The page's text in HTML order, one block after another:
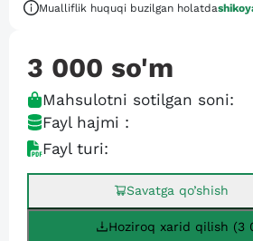
Mualliflik huquqi buzilgan holatda
3 000 so'm
Mahsulotni sotilgan soni:
Fayl hajmi :
Fayl turi:
Savatga qo’shish
Hoziroq xarid qilish (3